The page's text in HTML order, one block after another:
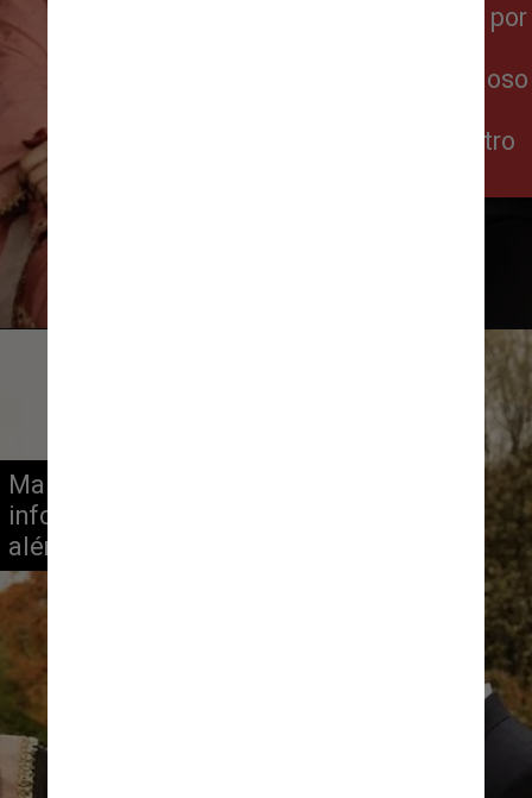
A informação foi divulgada por
sociais.“Hoje é um dia precioso
Twitter, acrescentando quatro
Malala não deu nenhuma outra
informação sobre o marido
além do primeiro nome